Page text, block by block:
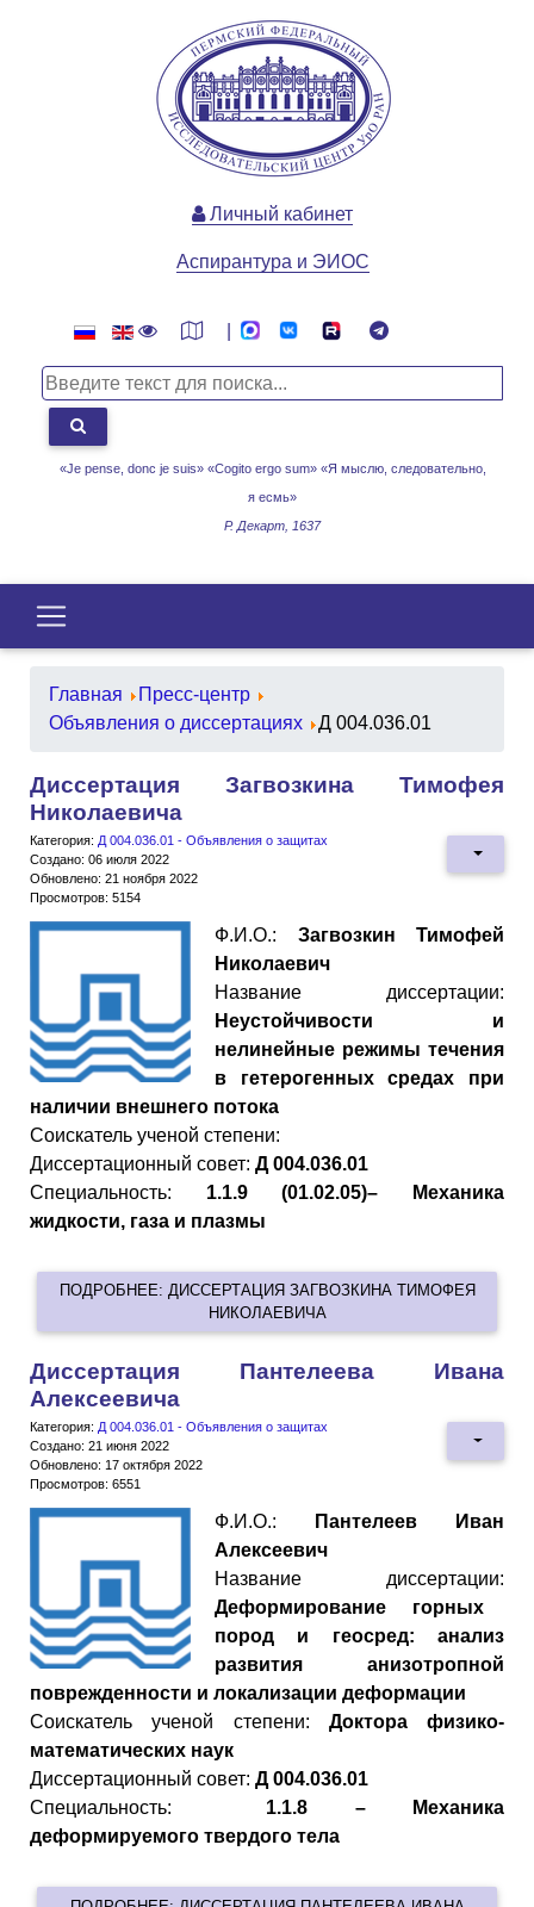
«Je pense, donc je suis» «Cogito ergo sum» «Я мыслю, следовательно,
я есмь»
Р. Декарт, 1637
Личный кабинет
Аспирантура и ЭИОС
Главная
Пресс-центр
Объявления о диссертациях
Д 004.036.01
Диссертация Загвозкина Тимофея
Николаевича
Категория: Д 004.036.01 - Объявления о защитах
Создано: 06 июля 2022
Обновлено: 21 ноября 2022
Просмотров: 5154
Ф.И.О.: Загвозкин Тимофей
Николаевич
Название диссертации:
Неустойчивости и
нелинейные режимы течения
в гетерогенных средах при
наличии внешнего потока
Cоискатель ученой степени:
Диссертационный совет: Д 004.036.01
Специальность: 1.1.9 (01.02.05)– Механика
жидкости, газа и плазмы
ПОДРОБНЕЕ: ДИССЕРТАЦИЯ ЗАГВОЗКИНА ТИМОФЕЯ
НИКОЛАЕВИЧА
Диссертация Пантелеева Ивана
Алексеевича
Категория: Д 004.036.01 - Объявления о защитах
Создано: 21 июня 2022
Обновлено: 17 октября 2022
Просмотров: 6551
Ф.И.О.:
Пантелеев Иван
Алексеевич
Название диссертации:
Деформирование горных
пород и геосред: анализ
развития анизотропной
поврежденности и локализации деформации
Cоискатель ученой степени: Доктора физико-
математических наук
Диссертационный совет: Д 004.036.01
Специальность:
1.1.8 – Механика
деформируемого твердого тела